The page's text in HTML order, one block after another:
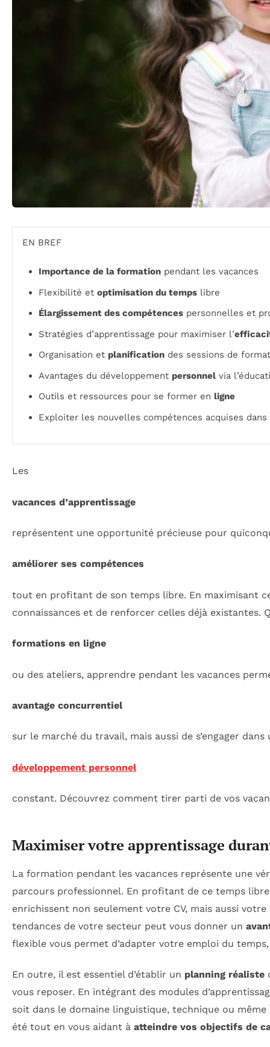
EN BREF
Importance de la formation pendant les vacances
Flexibilité et optimisation du temps libre
Élargissement des compétences personnelles et
Stratégies d’apprentissage pour maximiser l’
Organisation et planification des sessions de
Avantages du développement personnel via
Outils et ressources pour se former en ligne
Exploiter les nouvelles compétences acquises
Les
vacances d’apprentissage
représentent une opportunité précieuse pour
améliorer ses compétences
tout en profitant de son temps libre. En maximisant
connaissances et de renforcer celles déjà existantes.
formations en ligne
ou des ateliers, apprendre pendant les vacances
avantage concurrentiel
sur le marché du travail, mais aussi de s’engager dans
développement personnel
constant. Découvrez comment tirer parti de vos
Maximiser votre apprentissage
La formation pendant les vacances représente une
parcours professionnel. En profitant de ce temps
enrichissent non seulement votre CV, mais aussi
tendances de votre secteur peut vous donner un
flexible vous permet d’adapter votre emploi du
En outre, il est essentiel d’établir un planning réaliste
vous reposer. En intégrant des modules
soit dans le domaine linguistique, technique ou
été tout en vous aidant à atteindre vos objectifs de